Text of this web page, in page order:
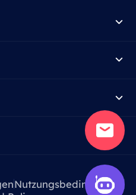
Nutzungsbedingungen